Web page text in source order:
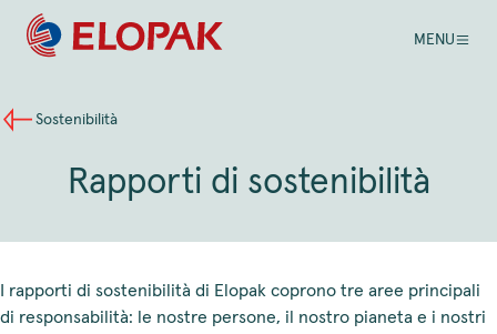
MENU
Sostenibilità
Rapporti di sostenibilità
I rapporti di sostenibilità di Elopak coprono tre aree principali
di responsabilità: le nostre persone, il nostro pianeta e i nostri